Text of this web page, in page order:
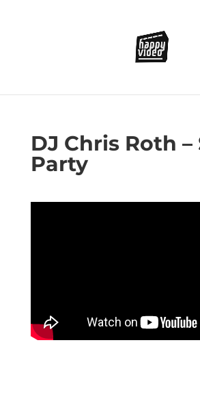
DJ Chris Roth –
Party